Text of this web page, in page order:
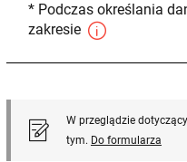
* Podczas określania
zakresie
W przeglądzie
tym. Do formularza